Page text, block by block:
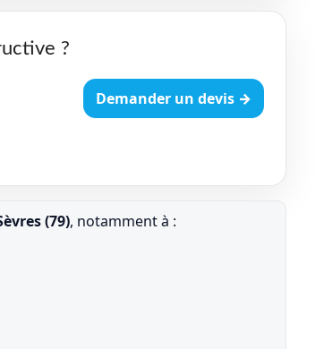
?
Demander un devis →
(79), notamment à :